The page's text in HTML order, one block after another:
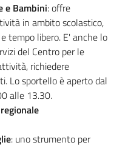
e Bambini: offre
in ambito scolastico,
tempo libero. E' anche lo
del Centro per le
richiedere
Lo sportello è aperto dal
alle 13.30.
: uno strumento per